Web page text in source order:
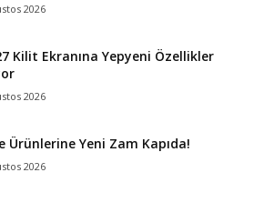
2026
Kilit Ekranına Yepyeni Özellikler
2026
Ürünlerine Yeni Zam Kapıda!
2026